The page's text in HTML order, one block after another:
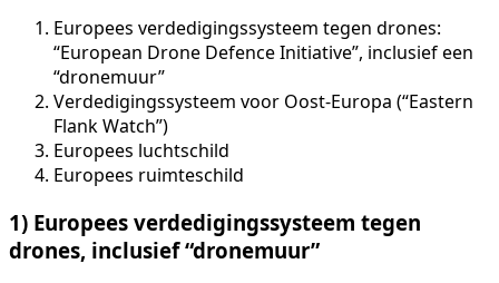
Europees verdedigingssysteem tegen drones:
“European Drone Defence Initiative”, inclusief een
“dronemuur”
Verdedigingssysteem voor Oost-Europa (“Eastern
Flank Watch”)
Europees luchtschild
Europees ruimteschild
1) Europees verdedigingssysteem tegen
drones, inclusief “dronemuur”